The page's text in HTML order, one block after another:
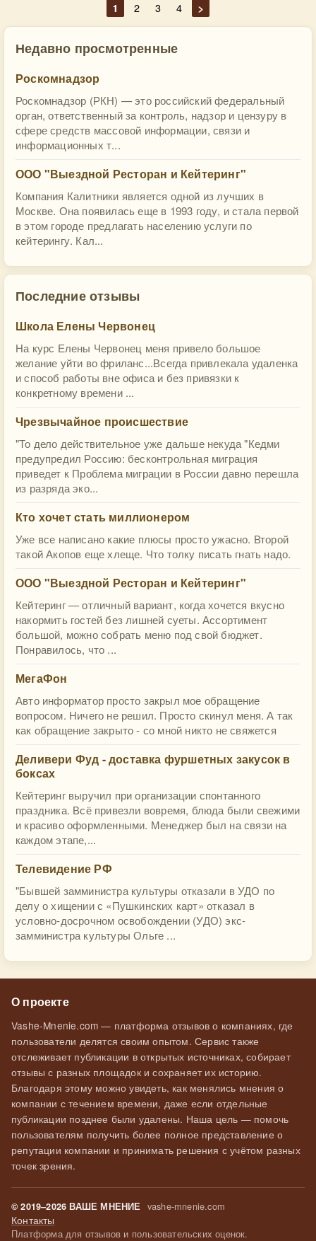
1 2 3 4 >
Недавно просмотренные
Роскомнадзор
Роскомнадзор (РКН) — это российский федеральный
орган, ответственный за контроль, надзор и цензуру в
сфере средств массовой информации, связи и
информационных т...
ООО "Выездной Ресторан и Кейтеринг"
Компания Калитники является одной из лучших в
Москве. Она появилась еще в 1993 году, и стала первой
в этом городе предлагать населению услуги по
кейтерингу. Кал...
Последние отзывы
Школа Елены Червонец
На курс Елены Червонец меня привело большое
желание уйти во фриланс...Всегда привлекала удаленка
и способ работы вне офиса и без привязки к
конкретному времени ...
Чрезвычайное происшествие
"То дело действительное уже дальше некуда "Кедми
предупредил Россию: бесконтрольная миграция
приведет к Проблема миграции в России давно перешла
из разряда эко...
Кто хочет стать миллионером
Уже все написано какие плюсы просто ужасно. Второй
такой Акопов еще хлеще. Что толку писать гнать надо.
ООО "Выездной Ресторан и Кейтеринг"
Кейтеринг — отличный вариант, когда хочется вкусно
накормить гостей без лишней суеты. Ассортимент
большой, можно собрать меню под свой бюджет.
Понравилось, что ...
МегаФон
Авто информатор просто закрыл мое обращение
вопросом. Ничего не решил. Просто скинул меня. А так
как обращение закрыто - со мной никто не свяжется
Деливери Фуд - доставка фуршетных закусок в
боксах
Кейтеринг выручил при организации спонтанного
праздника. Всё привезли вовремя, блюда были свежими
и красиво оформленными. Менеджер был на связи на
каждом этапе,...
Телевидение РФ
"Бывшей замминистра культуры отказали в УДО по
делу о хищении с «Пушкинских карт» отказал в
условно-досрочном освобождении (УДО) экс-
замминистра культуры Ольге ...
О проекте
Vashe-Mnenie.com — платформа отзывов о компаниях, где
пользователи делятся своим опытом. Сервис также
отслеживает публикации в открытых источниках, собирает
отзывы с разных площадок и сохраняет их историю.
Благодаря этому можно увидеть, как менялись мнения о
компании с течением времени, даже если отдельные
публикации позднее были удалены. Наша цель — помочь
пользователям получить более полное представление о
репутации компании и принимать решения с учётом разных
точек зрения.
© 2019–2026 ВАШЕ МНЕНИЕ vashe-mnenie.com
Контакты
Платформа для отзывов и пользовательских оценок.